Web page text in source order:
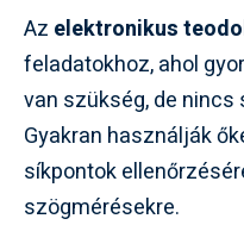
Az elektronikus
feladatokhoz, ahol
van szükség, de
Gyakran használják
síkpontok
szögmérésekre.